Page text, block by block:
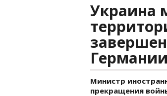
Украина
Германии
Министр
прекращения